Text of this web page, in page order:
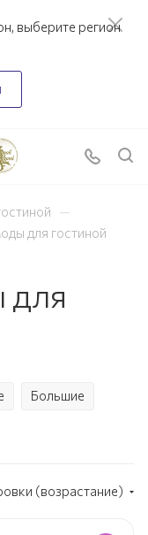
выберите регион
—
для гостиной
для
Большие
(возрастание)